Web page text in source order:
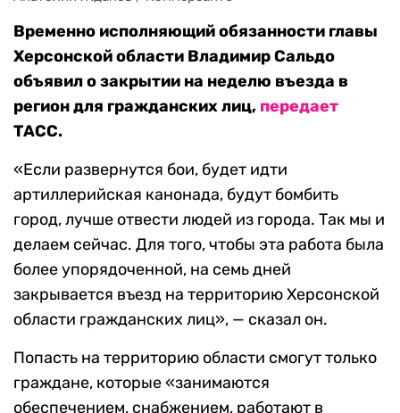
Временно исполняющий обязанности главы
Херсонской области Владимир Сальдо
объявил о закрытии на неделю въезда в
регион для гражданских лиц, передает
ТАСС.
«Если развернутся бои, будет идти
артиллерийская канонада, будут бомбить
город, лучше отвести людей из города. Так мы и
делаем сейчас. Для того, чтобы эта работа была
более упорядоченной, на семь дней
закрывается въезд на территорию Херсонской
области гражданских лиц», — сказал он.
Попасть на территорию области смогут только
граждане, которые «занимаются
обеспечением, снабжением, работают в